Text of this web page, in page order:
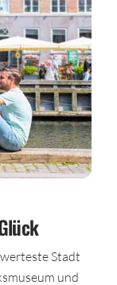
Stadt
und